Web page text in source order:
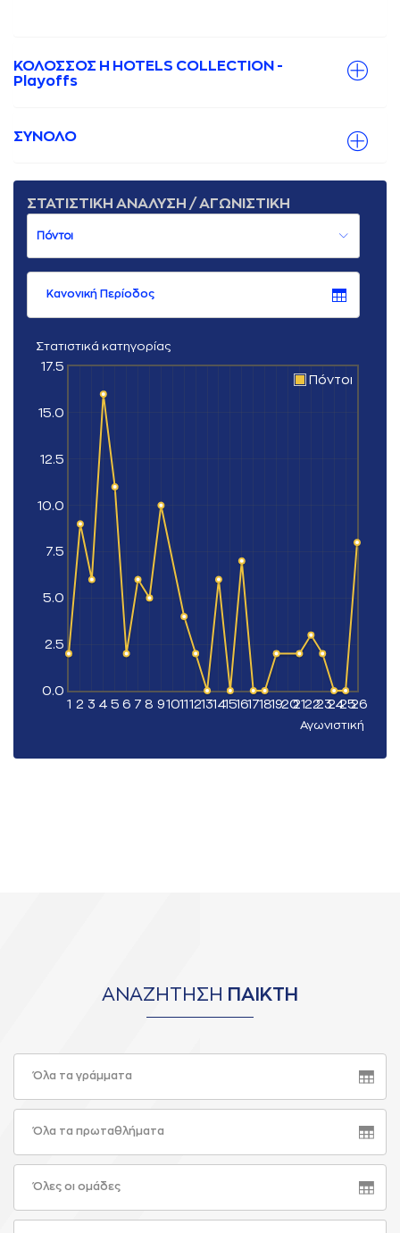
ΚΟΛΟΣΣΟΣ H HOTELS COLLECTION -
Playoffs
ΣΥΝΟΛΟ
ΣΤΑΤΙΣΤΙΚΗ ΑΝΑΛΥΣΗ / ΑΓΩΝΙΣΤΙΚΗ
Κανονική Περίοδος
Στατιστικά κατηγορίας
1 2 3 4 5 6 7 8 91011 121314151617181920212223242526
0.0
2.5
5.0
7.5
10.0
12.5
15.0
17.5
Πόντοι
Αγωνιστική
ΑΝΑΖΗΤΗΣΗ ΠΑΙΚΤΗ
Όλα τα γράμματα
Όλα τα πρωταθλήματα
Όλες οι ομάδες